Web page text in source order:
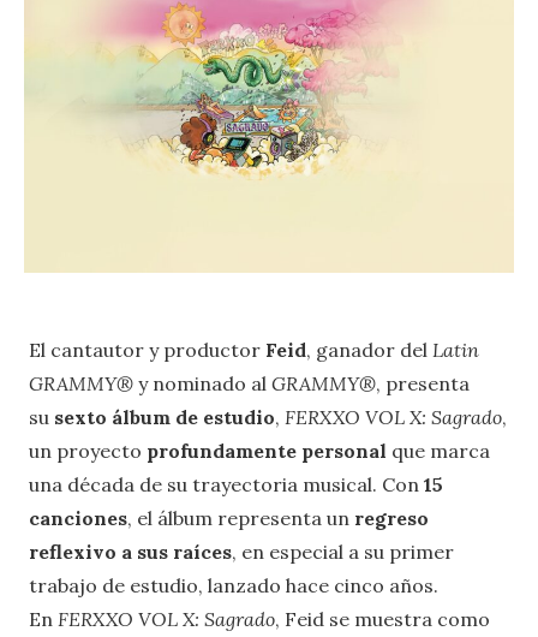
El cantautor y productor Feid, ganador del Latin
GRAMMY® y nominado al GRAMMY®, presenta
su sexto álbum de estudio, FERXXO VOL X: Sagrado,
un proyecto profundamente personal que marca
una década de su trayectoria musical. Con 15
canciones, el álbum representa un regreso
reflexivo a sus raíces, en especial a su primer
trabajo de estudio, lanzado hace cinco años.
En FERXXO VOL X: Sagrado, Feid se muestra como